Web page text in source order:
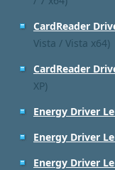
CardReader
Vista / Vista x64)
CardReader
XP)
Energy Driver
Energy Driver
Energy Driver